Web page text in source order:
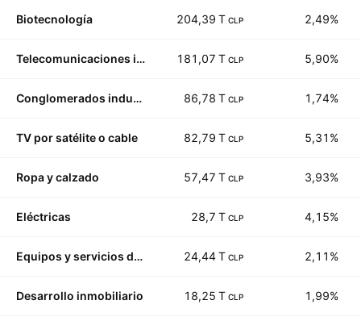
Biotecnología 204,39 T CLP 2,49%
Telecomunicaciones inalámbricas 181,07 T CLP 5,90%
Conglomerados industriales 86,78 T CLP 1,74%
TV por satélite o cable 82,79 T CLP 5,31%
Ropa y calzado 57,47 T CLP 3,93%
Eléctricas 28,7 T CLP 4,15%
Equipos y servicios de yacimientos petrolíferos 24,44 T CLP 2,11%
Desarrollo inmobiliario 18,25 T CLP 1,99%